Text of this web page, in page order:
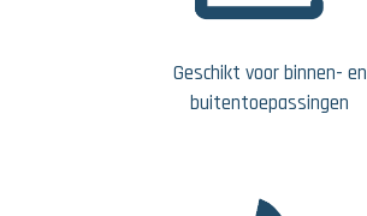
Geschikt voor binnen- en
buitentoepassingen